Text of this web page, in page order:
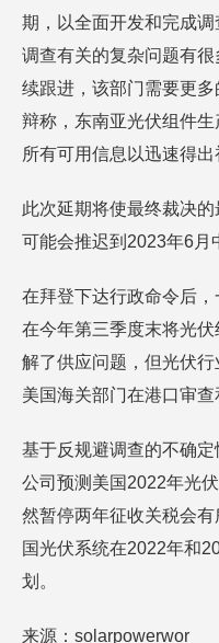
期，以全面开发和完成
调查有关的复杂问题有
续跟进，该部门需要更
辩称，东南亚光伏组件
所有可用信息以迅速得
此次延期将使最终裁决
可能会推迟到2023年6月
在拜登下达行政命令后
在今年第三季度末将光
解了供应问题，但光伏行
美国海关部门在港口审查
基于反规避调查的不确
公司预测美国2022年光
然暂停两年征收关税会
国光伏系统在2022年和
划。
来源：solarpowerwor